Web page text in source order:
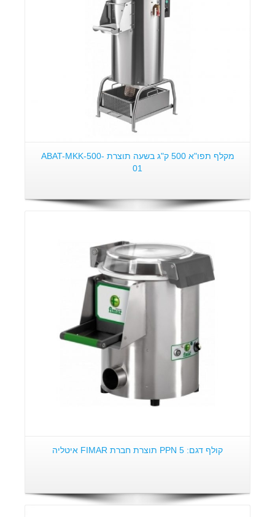
מקלף תפו"א 500 ק"ג בשעה תוצרת ABAT-MKK-500-
01
פרטים:
קולף דגם: PPN 5 תוצרת חברת FIMAR איטליה